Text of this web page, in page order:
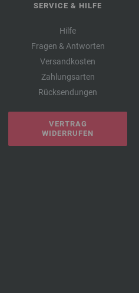
SERVICE & HILFE
Hilfe
Fragen & Antworten
Versandkosten
Zahlungsarten
Rücksendungen
VERTRAG
WIDERRUFEN